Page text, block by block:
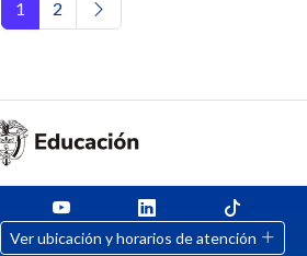
1 2
Ver ubicación y horarios de atención